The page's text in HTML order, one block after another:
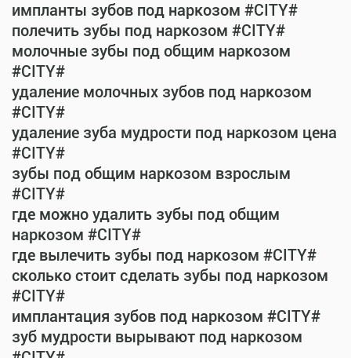
импланты зубов под наркозом #CITY#
полечить зубы под наркозом #CITY#
молочные зубы под общим наркозом
#CITY#
удаление молочных зубов под наркозом
#CITY#
удаление зуба мудрости под наркозом цена
#CITY#
зубы под общим наркозом взрослым
#CITY#
где можно удалить зубы под общим
наркозом #CITY#
где вылечить зубы под наркозом #CITY#
сколько стоит сделать зубы под наркозом
#CITY#
имплантация зубов под наркозом #CITY#
зуб мудрости вырывают под наркозом